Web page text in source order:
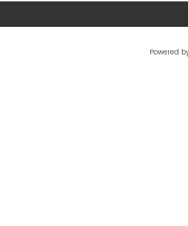
Powered